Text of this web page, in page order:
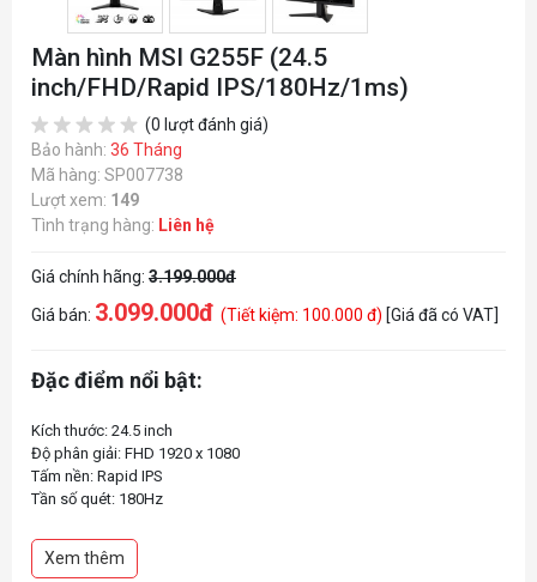
Màn hình MSI G255F (24.5
inch/FHD/Rapid IPS/180Hz/1ms)
(0 lượt đánh giá)
Bảo hành: 36 Tháng
Mã hàng: SP007738
Lượt xem: 149
Tình trạng hàng: Liên hệ
Giá chính hãng: 3.199.000đ
Giá bán: 3.099.000đ (Tiết kiệm: 100.000 đ) [Giá đã có VAT]
Đặc điểm nổi bật:
Kích thước: 24.5 inch
Độ phân giải: FHD 1920 x 1080
Tấm nền: Rapid IPS
Tần số quét: 180Hz
Độ tương phản: 1000:1
Độ sáng: 300 nits
Xem thêm